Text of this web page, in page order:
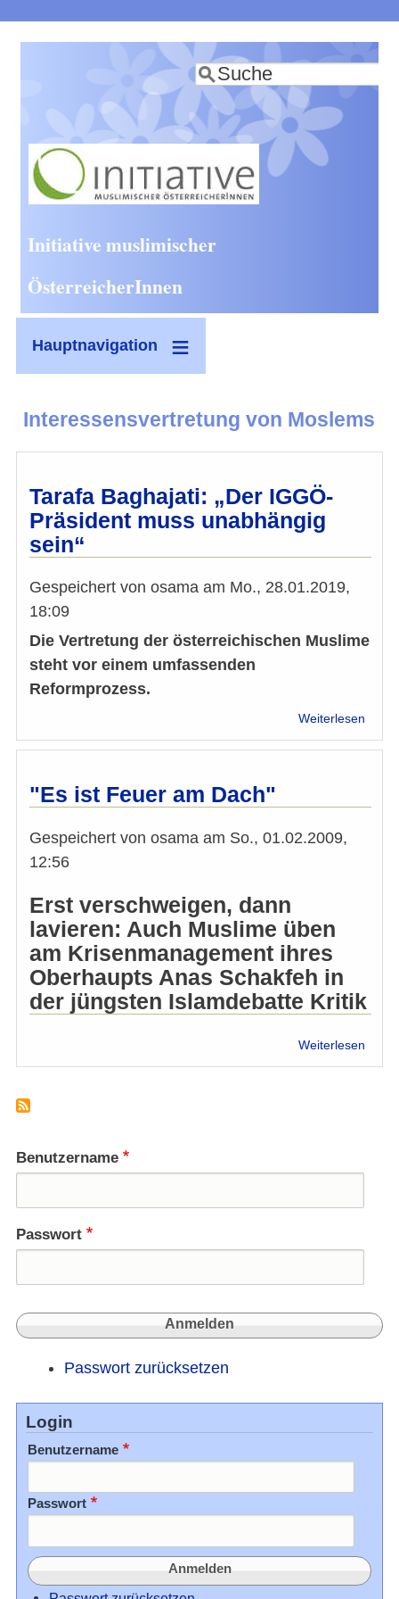
zum
Inhalt
Suche
Initiative muslimischer
ÖsterreicherInnen
Hauptnavigation
Interessensvertretung von Moslems
Tarafa Baghajati: „Der IGGÖ-
Präsident muss unabhängig
sein“
Gespeichert von osama am Mo., 28.01.2019,
18:09
Die Vertretung der österreichischen Muslime
steht vor einem umfassenden
Reformprozess.
Weiterlesen
"Es ist Feuer am Dach"
Gespeichert von osama am So., 01.02.2009,
12:56
Erst verschweigen, dann
lavieren: Auch Muslime üben
am Krisenmanagement ihres
Oberhaupts Anas Schakfeh in
der jüngsten Islamdebatte Kritik
Weiterlesen
Benutzername
Passwort
Passwort zurücksetzen
Login
Benutzername
Passwort